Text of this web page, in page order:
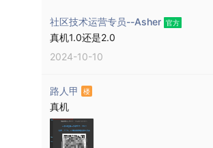
社区技术运营专员--Asher
真机1.0还是2.0
2024-10-10
路人甲
真机